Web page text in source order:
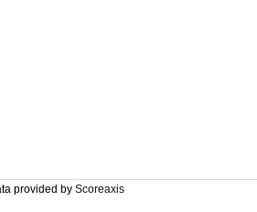
provided by Scoreaxis